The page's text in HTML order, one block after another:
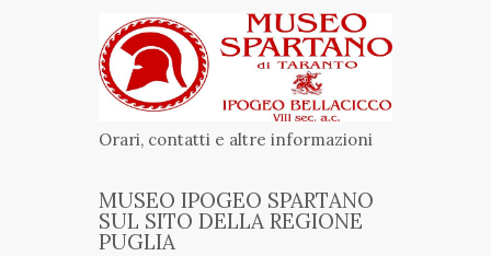
Orari, contatti e altre informazioni
MUSEO IPOGEO SPARTANO
SUL SITO DELLA REGIONE
PUGLIA